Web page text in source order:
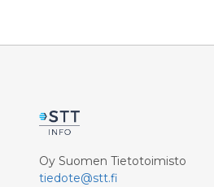
Äitienpäivänä 10.5. alkavan
Oy Suomen Tietotoimisto
tiedote@stt.fi